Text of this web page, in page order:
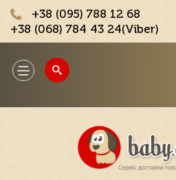
+38 (095) 788 12 68
+38 (068) 784 43 24(Viber)
Toggle
navigation